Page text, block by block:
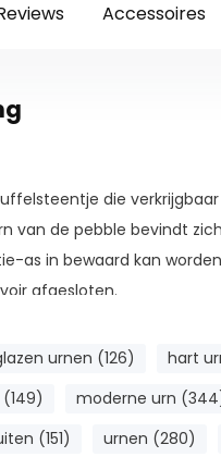
Accessoires
die
van de pebble bevindt
as in bewaard kan
afgesloten.
en niet transparant
as-gedenkornamenten
urnen (126) hart
moderne urn
(151) urnen (280)